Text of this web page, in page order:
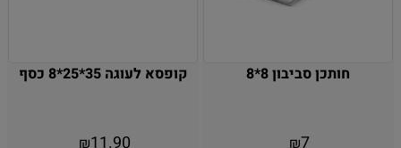
חותכן סביבון 8*8
₪7
קופסא לעוגה 35*25*8 כסף
₪11.90